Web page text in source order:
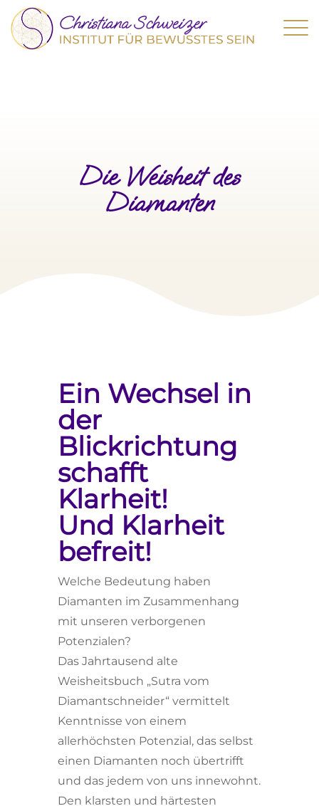
Die Weisheit des
Diamanten
Ein Wechsel in
der
Blickrichtung
schafft
Klarheit!
Und Klarheit
befreit!
Welche Bedeutung haben
Diamanten im Zusammenhang
mit unseren verborgenen
Potenzialen?
Das Jahrtausend alte
Weisheitsbuch „Sutra vom
Diamantschneider“ vermittelt
Kenntnisse von einem
allerhöchsten Potenzial, das selbst
einen Diamanten noch übertrifft
und das jedem von uns innewohnt.
Den klarsten und härtesten